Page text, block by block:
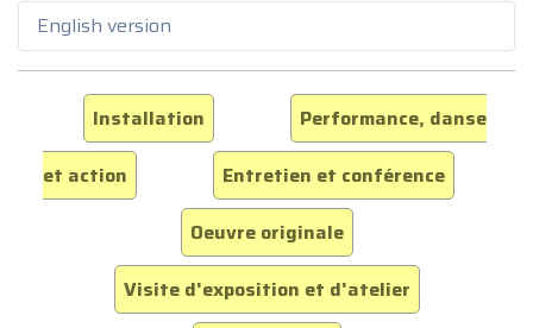
English version
Installation
Performance, danse
et action
Entretien et conférence
Oeuvre originale
Visite d'exposition et d'atelier